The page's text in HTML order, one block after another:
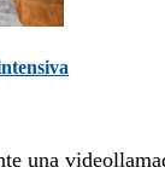
una